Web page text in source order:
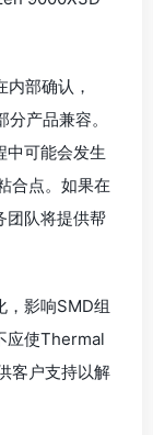
部确认，
产品兼容。
中可能会发生
合点。如果在
团队将提供帮
，影响SMD组
应使Thermal
客户支持以解